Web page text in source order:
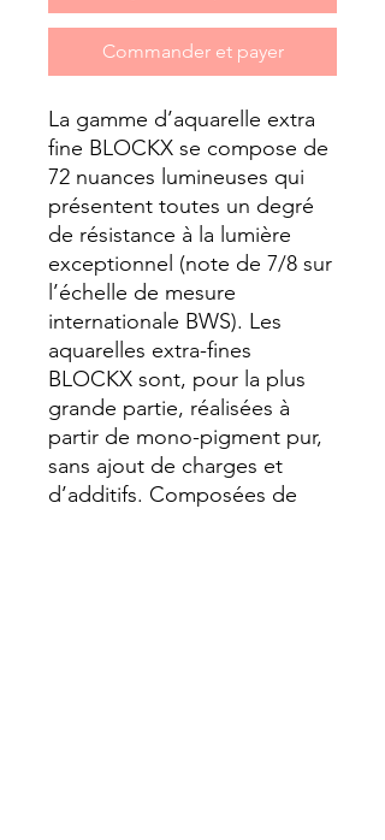
Commander et payer
La gamme d’aquarelle extra
fine BLOCKX se compose de
72 nuances lumineuses qui
présentent toutes un degré
de résistance à la lumière
exceptionnel (note de 7/8 sur
l’échelle de mesure
internationale BWS). Les
aquarelles extra-fines
BLOCKX sont, pour la plus
grande partie, réalisées à
partir de mono-pigment pur,
sans ajout de charges et
d’additifs. Composées de